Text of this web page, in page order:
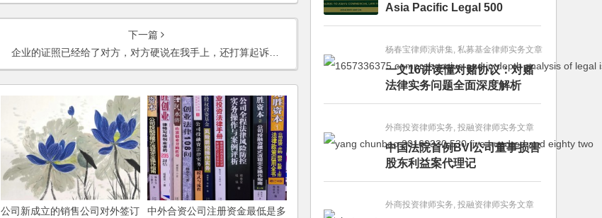
下一篇
企业的证照已经给了对方，对方硬说在我手上，还打算起诉我，如何应对？
公司新成立的销售公司对外签订
中外合资公司注册资金最低是多
Asia Pacific Legal 500
杨春宝律师演讲集, 私募基金律师实务文章
一文16讲读懂对赌协议：对赌
法律实务问题全面深度解析
外商投资律师实务, 投融资律师实务文章
中国法院首例BVI公司董事损害
股东利益案代理记
外商投资律师实务, 投融资律师实务文章